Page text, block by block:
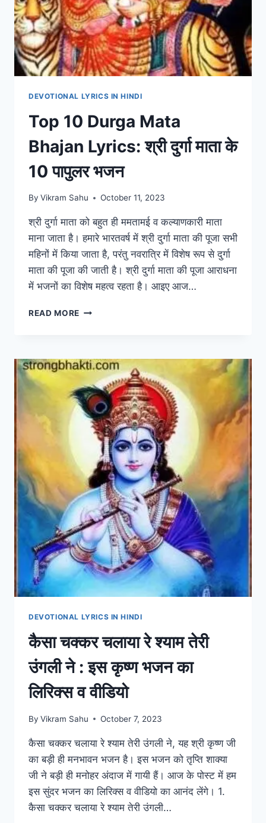
DEVOTIONAL LYRICS IN HINDI
Top 10 Durga Mata
Bhajan Lyrics: श्री दुर्गा माता के
10 पापुलर भजन
By Vikram Sahu October 11, 2023
श्री दुर्गा माता को बहुत ही ममतामई व कल्याणकारी माता
माना जाता है। हमारे भारतवर्ष में श्री दुर्गा माता की पूजा सभी
महिनों में किया जाता है, परंतु नवरात्रि में विशेष रूप से दुर्गा
माता की पूजा की जाती है। श्री दुर्गा माता की पूजा आराधना
में भजनों का विशेष महत्व रहता है। आइए आज…
READ MORE TOP
BHAJAN
LYRICS:
श्री
दुर्गा
माता
DEVOTIONAL LYRICS IN HINDI
कैसा चक्कर चलाया रे श्याम तेरी
उंगली ने : इस कृष्ण भजन का
लिरिक्स व वीडियो
By Vikram Sahu October 7, 2023
कैसा चक्कर चलाया रे श्याम तेरी उंगली ने, यह श्री कृष्ण जी
का बड़ी ही मनभावन भजन है। इस भजन को तृप्ति शाक्या
जी ने बड़ी ही मनोहर अंदाज में गायी हैं। आज के पोस्ट में हम
इस सुंदर भजन का लिरिक्स व वीडियो का आनंद लेंगे। 1.
कैसा चक्कर चलाया रे श्याम तेरी उंगली…